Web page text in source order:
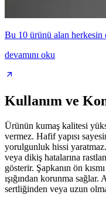
Bu 10 ürünü alan
devamını oku
Kullanım ve
Ürünün kumaş kalitesi
vermez. Hafif yapısı
yorulgunluk hissi yaratmaz.
veya dikiş hatalarına
gösterir. Şapkanın ön
ışığından korunma sağlar.
sertliğinden veya uzun